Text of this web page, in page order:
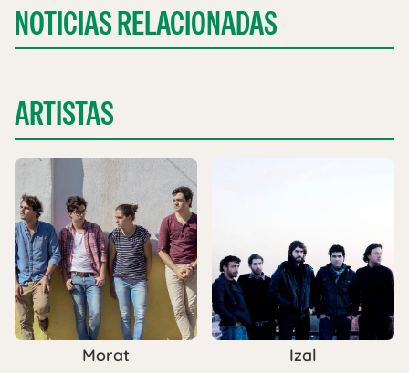
NOTICIAS RELACIONADAS
ARTISTAS
Morat Izal